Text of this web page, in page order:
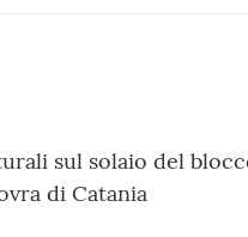
sul solaio del
di Catania